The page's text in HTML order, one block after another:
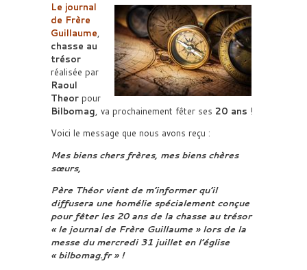
Le journal
de Frère
Guillaume,
chasse au
trésor
réalisée par
Raoul
Theor pour
Bilbomag, va prochainement fêter ses 20 ans !
Voici le message que nous avons reçu :
Mes biens chers frères, mes biens chères
sœurs,
Père Théor vient de m’informer qu’il
diffusera une homélie spécialement conçue
pour fêter les 20 ans de la chasse au trésor
« le journal de Frère Guillaume » lors de la
messe du mercredi 31 juillet en l’église
« bilbomag.fr » !